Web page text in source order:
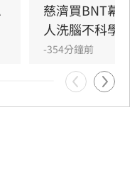
議，且陳時中當時
全，非阻擋採購。
雙方對於疫苗採
到事實脈絡，不應
議題持續引發社會
慈濟買BNT幕
人洗腦不科學概
-354分鐘前